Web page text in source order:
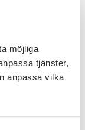
möjliga
tjänster,
anpassa vilka
att
är
träffa andra